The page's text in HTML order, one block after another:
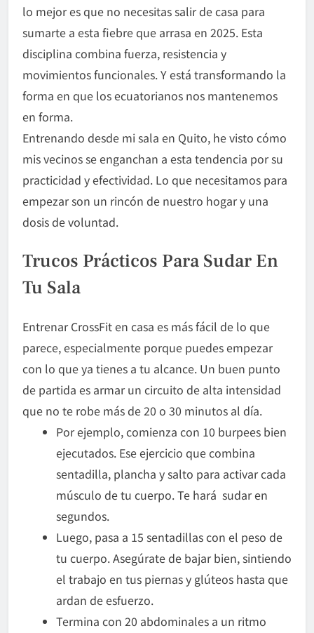
lo mejor es que no necesitas salir de casa para
sumarte a esta fiebre que arrasa en 2025. Esta
disciplina combina fuerza, resistencia y
movimientos funcionales. Y está transformando la
forma en que los ecuatorianos nos mantenemos
en forma.
Entrenando desde mi sala en Quito, he visto cómo
mis vecinos se enganchan a esta tendencia por su
practicidad y efectividad. Lo que necesitamos para
empezar son un rincón de nuestro hogar y una
dosis de voluntad.
Trucos Prácticos Para Sudar En
Tu Sala
Entrenar CrossFit en casa es más fácil de lo que
parece, especialmente porque puedes empezar
con lo que ya tienes a tu alcance. Un buen punto
de partida es armar un circuito de alta intensidad
que no te robe más de 20 o 30 minutos al día.
Por ejemplo, comienza con 10 burpees bien
ejecutados. Ese ejercicio que combina
sentadilla, plancha y salto para activar cada
músculo de tu cuerpo. Te hará sudar en
segundos.
Luego, pasa a 15 sentadillas con el peso de
tu cuerpo. Asegúrate de bajar bien, sintiendo
el trabajo en tus piernas y glúteos hasta que
ardan de esfuerzo.
Termina con 20 abdominales a un ritmo